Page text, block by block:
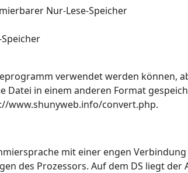
Nur-Lese-Speicher
verwendet werden können,
Datei in einem anderen Format
www.shunyweb.info/convert.php.
mit einer engen
des Prozessors. Auf dem DS liegt der